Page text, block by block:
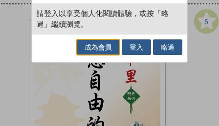
5
請登入以享受個人化閱讀體驗，或按「略
過」繼續瀏覽。
成為會員 登入 略過